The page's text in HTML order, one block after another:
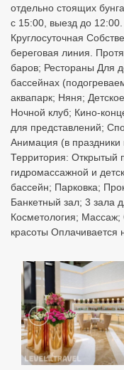
отдельно стоящих
с 15:00, выезд до
Круглосуточная
береговая линия.
баров; Рестораны Для
бассейнах
аквапарк; Няня;
Ночной клуб; Кино-
для представлений;
Анимация (в
Территория: Открытый
гидромассажной и
бассейн; Парковка;
Банкетный зал; 3 зала
Косметология;
красоты Оплачивается